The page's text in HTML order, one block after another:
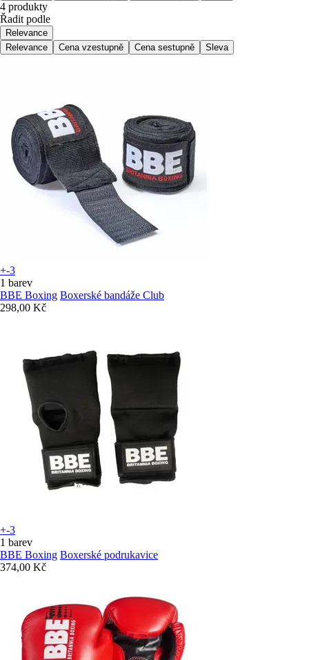
4 produkty
Řadit podle
Relevance
Relevance
Cena vzestupně Cena sestupně Sleva
+-3
1 barev
BBE Boxing Boxerské bandáže Club
298,00 Kč
+-3
1 barev
BBE Boxing Boxerské podrukavice
374,00 Kč